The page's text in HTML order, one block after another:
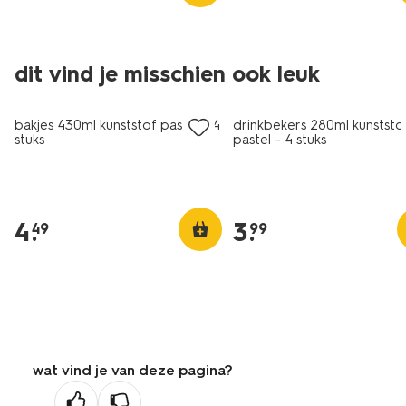
dit vind je misschien ook leuk
bakjes 430ml kunststof pastel - 4
stuks
4.
49
drinkbekers 280ml
pastel - 4 stuks
3.
99
wat vind je van deze pagina?